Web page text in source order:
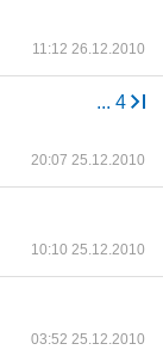
11:12 26.12.2010
... 4
20:07 25.12.2010
10:10 25.12.2010
03:52 25.12.2010